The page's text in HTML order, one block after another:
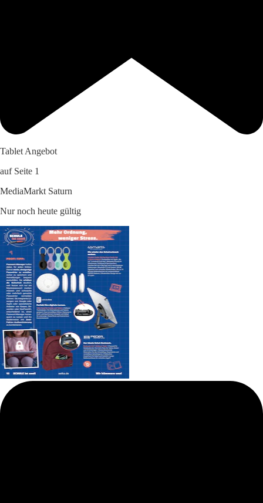
Tablet Angebot
auf Seite 1
MediaMarkt Saturn
Nur noch heute gültig